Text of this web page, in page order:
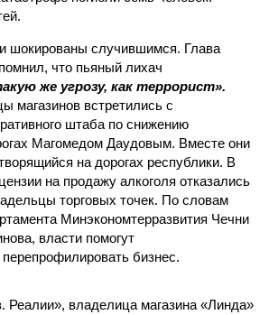
шокированы случившимся. Глава
что пьяный лихач
же угрозу, как террорист».
магазинов встретились с
штаба по снижению
Магомедом Даудовым. Вместе они
на дорогах республики. В
на продажу алкоголя отказались
торговых точек. По словам
Минэкономтерразвития Чечни
власти помогут
бизнес.
Реалии», владелица магазина «Линда»